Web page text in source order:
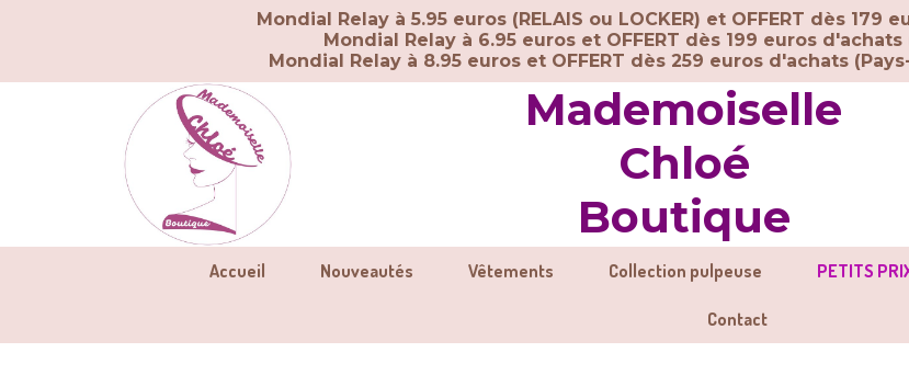
Mondial Relay à 5.95 euros (RELAIS ou LOCKER) et OFFERT dès
Mondial Relay à 6.95 euros et OFFERT dès 199 euros
Mondial Relay à 8.95 euros et OFFERT dès 259 euros d'achats (
Mademoiselle
Chloé
Boutique
Accueil Nouveautés Vêtements Collection pulpeuse PETITS
Contact